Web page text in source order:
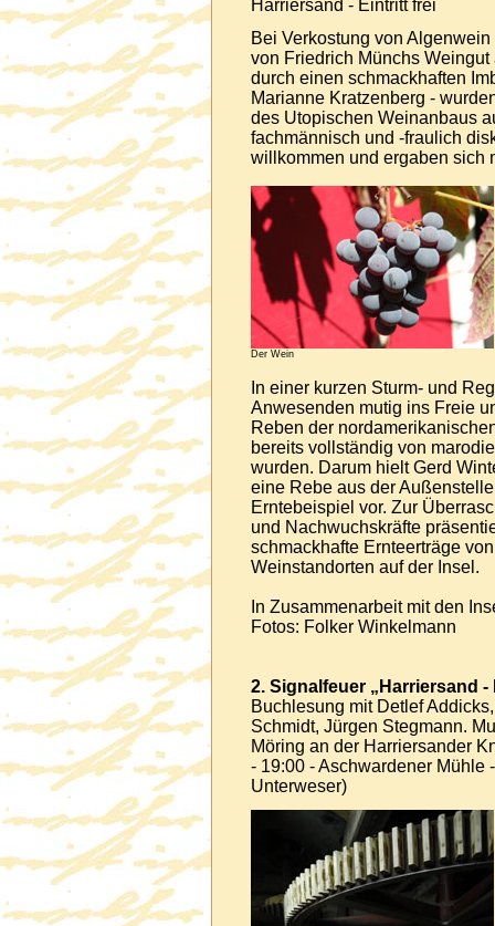
Harriersand - Eintritt frei
Bei Verkostung von
von Friedrich Münchs
durch einen schmackhaften
Marianne Kratzenberg -
des Utopischen Weinanbaus
fachmännisch und -fraulich
willkommen und ergaben sich
Der Wein
In einer kurzen Sturm- und
Anwesenden mutig ins Freie
Reben der
bereits vollständig von
wurden. Darum hielt Gerd
eine Rebe aus der
Erntebeispiel vor. Zur
und Nachwuchskräfte
schmackhafte Ernteerträge
Weinstandorten auf der Insel.
In Zusammenarbeit mit den
Fotos: Folker Winkelmann
2. Signalfeuer „Harriersand -
Buchlesung mit Detlef
Schmidt, Jürgen Stegmann.
Möring an der Harriersander
- 19:00 - Aschwardener Mühle
Unterweser)